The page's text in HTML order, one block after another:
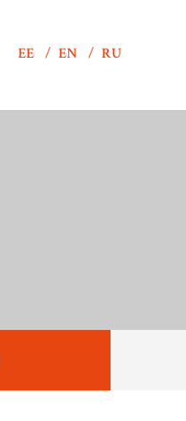
EE EN RU